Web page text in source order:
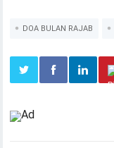
DOA BULAN RAJAB